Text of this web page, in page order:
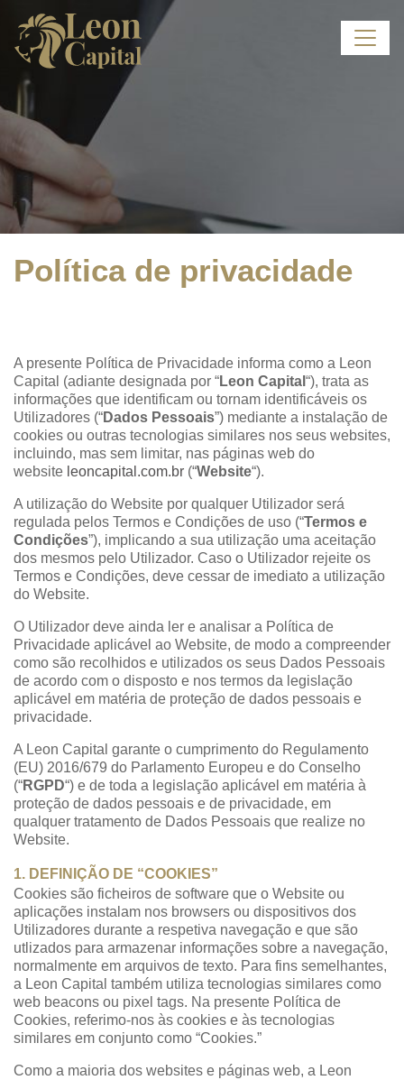
Política de privacidade
A presente Política de Privacidade informa como a Leon
Capital (adiante designada por “Leon Capital “), trata as
informações que identificam ou tornam identificáveis os
Utilizadores (“Dados Pessoais”) mediante a instalação de
cookies ou outras tecnologias similares nos seus websites,
incluindo, mas sem limitar, nas páginas web do
website leoncapital.com.br (“Website“).
A utilização do Website por qualquer Utilizador será
regulada pelos Termos e Condições de uso (“Termos e
Condições”), implicando a sua utilização uma aceitação
dos mesmos pelo Utilizador. Caso o Utilizador rejeite os
Termos e Condições, deve cessar de imediato a utilização
do Website.
O Utilizador deve ainda ler e analisar a Política de
Privacidade aplicável ao Website, de modo a compreender
como são recolhidos e utilizados os seus Dados Pessoais
de acordo com o disposto e nos termos da legislação
aplicável em matéria de proteção de dados pessoais e
privacidade.
A Leon Capital garante o cumprimento do Regulamento
(EU) 2016/679 do Parlamento Europeu e do Conselho
(“RGPD“) e de toda a legislação aplicável em matéria à
proteção de dados pessoais e de privacidade, em
qualquer tratamento de Dados Pessoais que realize no
Website.
1. DEFINIÇÃO DE “COOKIES”
Cookies são ficheiros de software que o Website ou
aplicações instalam nos browsers ou dispositivos dos
Utilizadores durante a respetiva navegação e que são
utlizados para armazenar informações sobre a navegação,
normalmente em arquivos de texto. Para fins semelhantes,
a Leon Capital também utiliza tecnologias similares como
web beacons ou pixel tags. Na presente Política de
Cookies, referimo-nos às cookies e às tecnologias
similares em conjunto como “Cookies.”
Como a maioria dos websites e páginas web, a Leon